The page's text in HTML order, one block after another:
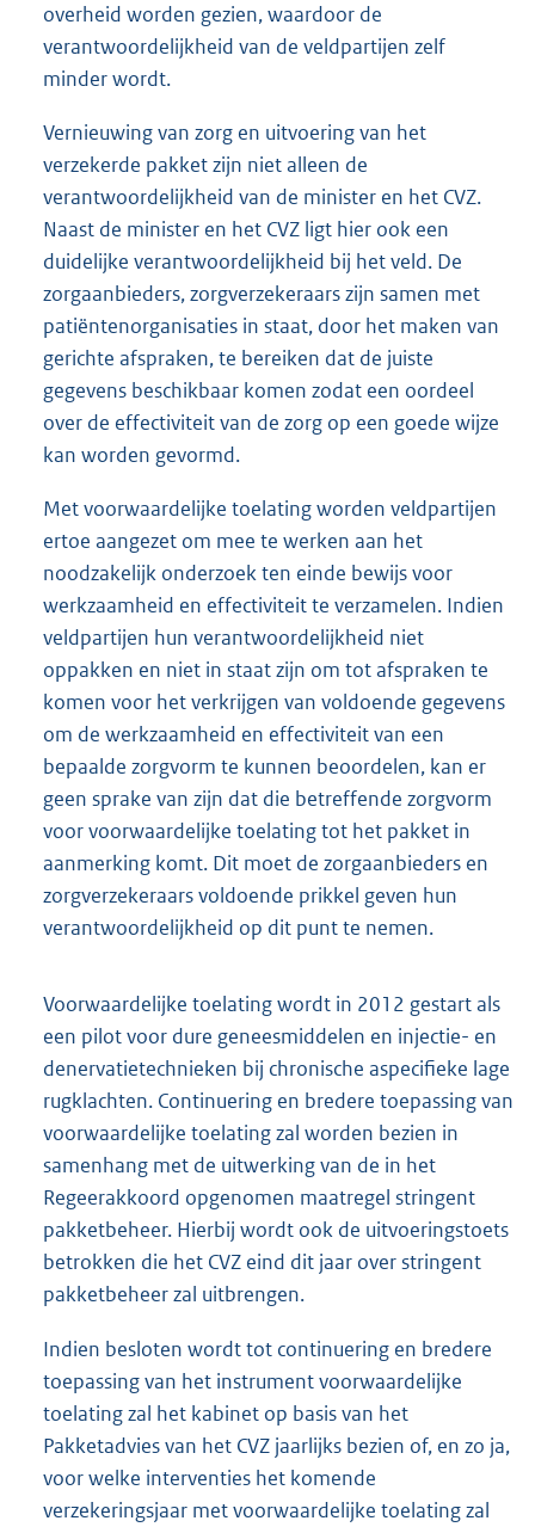
overheid worden gezien, waardoor de
verantwoordelijkheid van de veldpartijen zelf
minder wordt.
Vernieuwing van zorg en uitvoering van het
verzekerde pakket zijn niet alleen de
verantwoordelijkheid van de minister en het CVZ.
Naast de minister en het CVZ ligt hier ook een
duidelijke verantwoordelijkheid bij het veld. De
zorgaanbieders, zorgverzekeraars zijn samen met
patiëntenorganisaties in staat, door het maken van
gerichte afspraken, te bereiken dat de juiste
gegevens beschikbaar komen zodat een oordeel
over de effectiviteit van de zorg op een goede wijze
kan worden gevormd.
Met voorwaardelijke toelating worden veldpartijen
ertoe aangezet om mee te werken aan het
noodzakelijk onderzoek ten einde bewijs voor
werkzaamheid en effectiviteit te verzamelen. Indien
veldpartijen hun verantwoordelijkheid niet
oppakken en niet in staat zijn om tot afspraken te
komen voor het verkrijgen van voldoende gegevens
om de werkzaamheid en effectiviteit van een
bepaalde zorgvorm te kunnen beoordelen, kan er
geen sprake van zijn dat die betreffende zorgvorm
voor voorwaardelijke toelating tot het pakket in
aanmerking komt. Dit moet de zorgaanbieders en
zorgverzekeraars voldoende prikkel geven hun
verantwoordelijkheid op dit punt te nemen.
Voorwaardelijke toelating wordt in 2012 gestart als
een pilot voor dure geneesmiddelen en injectie- en
denervatietechnieken bij chronische aspecifieke lage
rugklachten. Continuering en bredere toepassing van
voorwaardelijke toelating zal worden bezien in
samenhang met de uitwerking van de in het
Regeerakkoord opgenomen maatregel stringent
pakketbeheer. Hierbij wordt ook de uitvoeringstoets
betrokken die het CVZ eind dit jaar over stringent
pakketbeheer zal uitbrengen.
Indien besloten wordt tot continuering en bredere
toepassing van het instrument voorwaardelijke
toelating zal het kabinet op basis van het
Pakketadvies van het CVZ jaarlijks bezien of, en zo ja,
voor welke interventies het komende
verzekeringsjaar met voorwaardelijke toelating zal